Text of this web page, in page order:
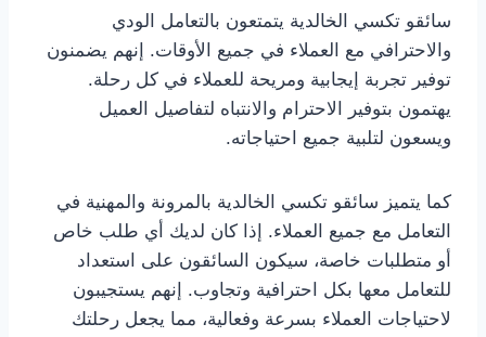
سائقو تكسي الخالدية يتمتعون بالتعامل الودي
والاحترافي مع العملاء في جميع الأوقات. إنهم يضمنون
توفير تجربة إيجابية ومريحة للعملاء في كل رحلة.
يهتمون بتوفير الاحترام والانتباه لتفاصيل العميل
ويسعون لتلبية جميع احتياجاته.
كما يتميز سائقو تكسي الخالدية بالمرونة والمهنية في
التعامل مع جميع العملاء. إذا كان لديك أي طلب خاص
أو متطلبات خاصة، سيكون السائقون على استعداد
للتعامل معها بكل احترافية وتجاوب. إنهم يستجيبون
لاحتياجات العملاء بسرعة وفعالية، مما يجعل رحلتك